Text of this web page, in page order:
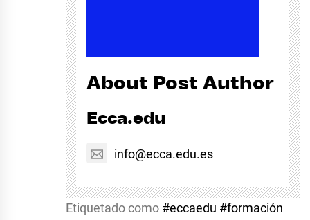
About Post Author
Ecca.edu
info@ecca.edu.es
Etiquetado como #eccaedu #formación